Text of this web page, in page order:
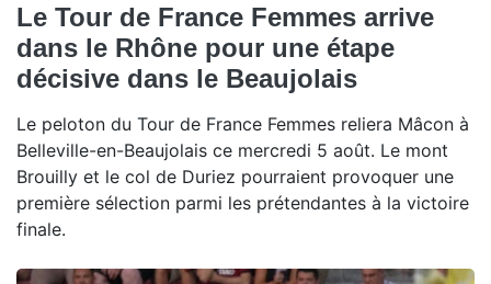
Le Tour de France Femmes arrive
dans le Rhône pour une étape
décisive dans le Beaujolais
Le peloton du Tour de France Femmes reliera Mâcon à
Belleville-en-Beaujolais ce mercredi 5 août. Le mont
Brouilly et le col de Duriez pourraient provoquer une
première sélection parmi les prétendantes à la victoire
finale.